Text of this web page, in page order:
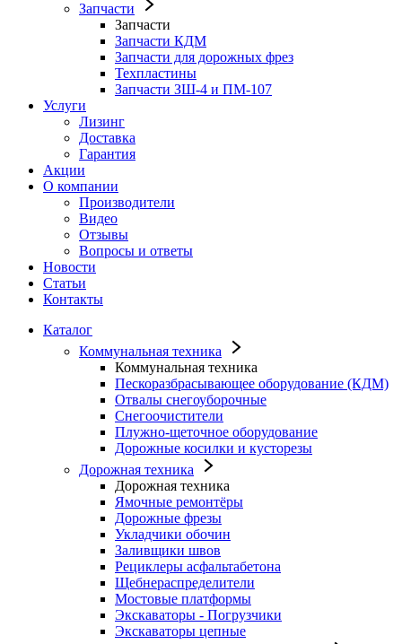
Запчасти
Запчасти
Запчасти КДМ
Запчасти для дорожных фрез
Техпластины
Запчасти ЗШ-4 и ПМ-107
Услуги
Лизинг
Доставка
Гарантия
Акции
О компании
Производители
Видео
Отзывы
Вопросы и ответы
Новости
Статьи
Контакты
Каталог
Коммунальная техника
Коммунальная техника
Пескоразбрасывающее оборудование (КДМ)
Отвалы снегоуборочные
Снегоочистители
Плужно-щеточное оборудование
Дорожные косилки и кусторезы
Дорожная техника
Дорожная техника
Ямочные ремонтёры
Дорожные фрезы
Укладчики обочин
Заливщики швов
Рециклеры асфальтабетона
Щебнераспределители
Мостовые платформы
Экскаваторы - Погрузчики
Экскаваторы цепные